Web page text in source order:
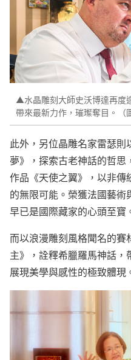
▲水晶雕刻大師史沃博達再度
帶來最新力作，璀璨奪目。（
此外，另位晶雕名家雷瑟
夢》，探索古老神話的哲
作品《天使之翼》，以非傳
的無限可能。榮獲法國藝
早已是國際藏家的心頭至寶
而以浪漫雕刻風格聞名的賽
主》，詮釋希臘羅馬神話，
展現美學與感性的極致體現